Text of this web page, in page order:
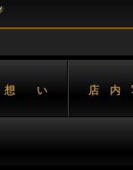
想 い 店 内